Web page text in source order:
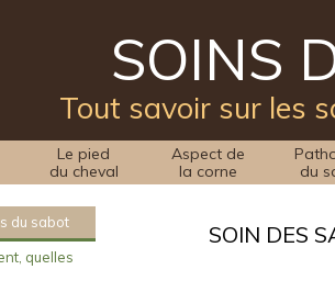
SOINS
Tout savoir sur les
Le pied
du cheval
Aspect de
la corne
du
du sabot
quelles
SOIN DES